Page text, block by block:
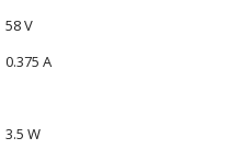
58 V
0.375 A
3.5 W